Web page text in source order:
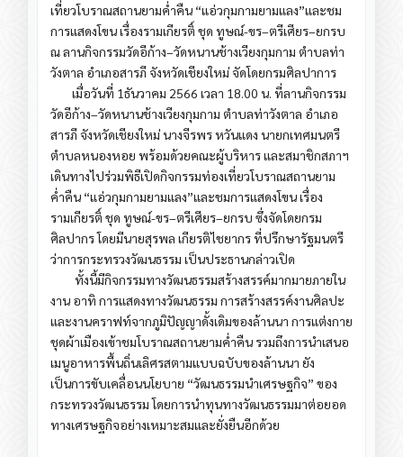
เที่ยวโบราณสถานยามค่ำคืน “แอ่วกุมกามยามแลง”และชม
การแสดงโขน เรื่องรามเกียรติ์ ชุด ทูษณ์-ขร–ตรีเศียร–ยกรบ
ณ ลานกิจกรรมวัดอีก้าง–วัดหนานช้างเวียงกุมกาม ตำบลท่า
วังตาล อำเภอสารภี จังหวัดเชียงใหม่ จัดโดยกรมศิลปาการ
เมื่อวันที่ 1ธันวาคม 2566 เวลา 18.00 น. ที่ลานกิจกรรม
วัดอีก้าง–วัดหนานช้างเวียงกุมกาม ตำบลท่าวังตาล อำเภอ
สารภี จังหวัดเชียงใหม่ นางจีรพร หวันแดง นายกเทศมนตรี
ตำบลหนองหอย พร้อมด้วยคณะผู้บริหาร และสมาชิกสภาฯ
เดินทางไปร่วมพิธีเปิดกิจกรรมท่องเที่ยวโบราณสถานยาม
ค่ำคืน “แอ่วกุมกามยามแลง”และชมการแสดงโขน เรื่อง
รามเกียรติ์ ชุด ทูษณ์-ขร–ตรีเศียร–ยกรบ ซึ่งจัดโดยกรม
ศิลปากร โดยมีนายสุรพล เกียรติไชยากร ที่ปรึกษารัฐมนตรี
ว่าการกระทรวงวัฒนธรรม เป็นประธานกล่าวเปิด
ทั้งนี้มีกิจกรรมทางวัฒนธรรมสร้างสรรค์มากมายภายใน
งาน อาทิ การแสดงทางวัฒนธรรม การสร้างสรรค์งานศิลปะ
และงานคราฟท์จากภูมิปัญญาดั้งเดิมของล้านนา การแต่งกาย
ชุดผ้าเมืองเข้าชมโบราณสถานยามค่ำคืน รวมถึงการนำเสนอ
เมนูอาหารพื้นถิ่นเลิศรสตามแบบฉบับของล้านนา ยัง
เป็นการขับเคลื่อนนโยบาย “วัฒนธรรมนำเศรษฐกิจ” ของ
กระทรวงวัฒนธรรม โดยการนำทุนทางวัฒนธรรมมาต่อยอด
ทางเศรษฐกิจอย่างเหมาะสมและยั่งยืนอีกด้วย